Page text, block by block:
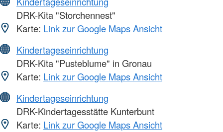
DRK-Kita "Storchennest"
Karte: Link zur Google Maps Ansicht
Kindertageseinrichtung
DRK-Kita "Pusteblume" in Gronau
Karte: Link zur Google Maps Ansicht
Kindertageseinrichtung
DRK-Kindertagesstätte Kunterbunt
Karte: Link zur Google Maps Ansicht